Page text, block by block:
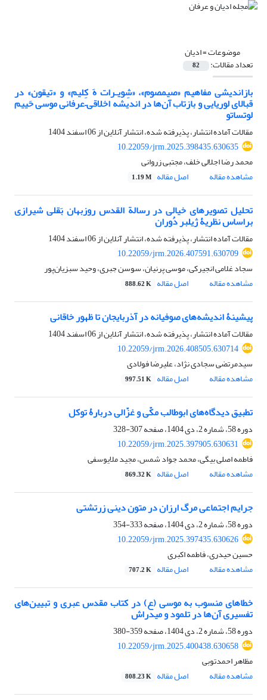
موضوعات =ادیان
تعداد مقالات: 82
بازاندیشی مفاهیم «صیمصوم»، «شِویـرات هَ کِلیم» و «تیقون» در
قبالای لوریایی و بازتاب آن‌ها در اندیشه اخلاقی–عرفانی موسی حَییم
لوتساتو‏
مقالات آماده انتشار، پذیرفته شده، انتشار آنلاین از06 اسفند 1404
10.22059/jrm.2025.398435.630635
محمد رضا اجلالی خلف، مجتبی زروانی
مشاهده مقاله
اصل مقاله 1.19 M
تحلیل تصویر‌های خیالی در رسالة القدس روزبهان بَقلی شیرازی
براساس نظریۀ ژیلبر دُوران‏
مقالات آماده انتشار، پذیرفته شده، انتشار آنلاین از06 اسفند 1404
10.22059/jrm.2026.407591.630709
سجاد غلامی انجیرکی، موسی پرنیان، سوسن جبری، وحید سبزیان‌پور
مشاهده مقاله
اصل مقاله 888.62 K
پیشینۀ اندیشه‌های صوفیانه در آذربایجان تا ظهور خاقانی‏
مقالات آماده انتشار، پذیرفته شده، انتشار آنلاین از06 اسفند 1404
10.22059/jrm.2026.408505.630714
سیدمرتضی سجادی نژاد، علیرضا فولادی
مشاهده مقاله
اصل مقاله 997.51 K
تطبیق دیدگاه‌های ابوطالب مکّی و غزّالی دربارۀ توکل‏
دوره 58، شماره 2، دی 1404، صفحه
307-328
10.22059/jrm.2025.397905.630631
فاطمه اصلی بیگی، محمد جواد شمس، مجید ملایوسفی
مشاهده مقاله
اصل مقاله 869.32 K
جرایم اجتماعی مرگ ارزان در متون دینی زرتشتی‏
دوره 58، شماره 2، دی 1404، صفحه
333-354
10.22059/jrm.2025.397435.630626
حسین حیدری، فاطمه اکبری
مشاهده مقاله
اصل مقاله 707.2 K
خطاهای منسوب به موسی (ع) در کتاب مقدس عبری و تبیین‌های
تفسیری آن‌ها در تلمود و میدراش‏
دوره 58، شماره 2، دی 1404، صفحه
359-380
10.22059/jrm.2025.400438.630658
مظاهر احمدتوبی
مشاهده مقاله
اصل مقاله 808.23 K